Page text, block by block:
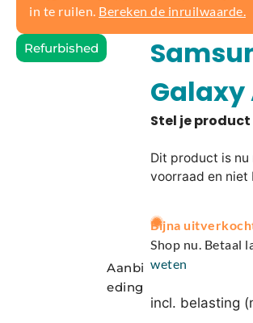
in te ruilen. Bereken de inruilwaarde.
Refurbished
Aanbi
eding
Galaxy
Dit product is nu
voorraad en niet
A
l
t
r
Bijna
Shop nu. Betaal
weten
incl. belasting